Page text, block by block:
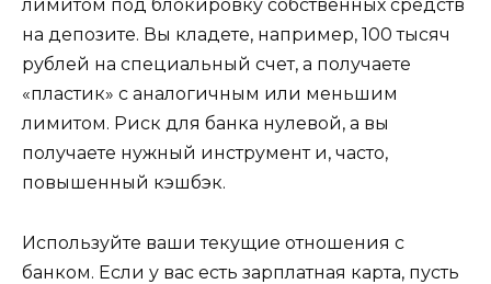
лимитом под блокировку собственных средств
на депозите. Вы кладете, например, 100 тысяч
рублей на специальный счет, а получаете
«пластик» с аналогичным или меньшим
лимитом. Риск для банка нулевой, а вы
получаете нужный инструмент и, часто,
повышенный кэшбэк.
Используйте ваши текущие отношения с
банком. Если у вас есть зарплатная карта, пусть